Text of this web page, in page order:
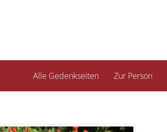
Alle Gedenkseiten Zur Person